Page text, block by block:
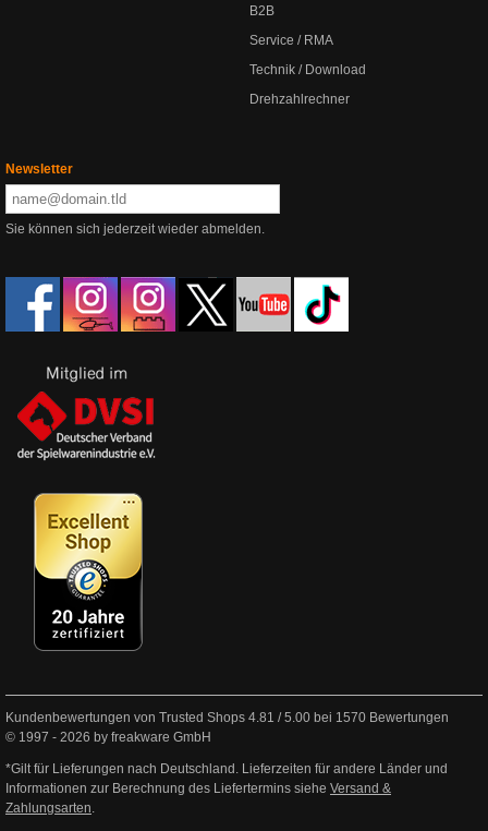
B2B
Service / RMA
Technik / Download
Drehzahlrechner
Newsletter
Sie können sich jederzeit wieder abmelden.
Kundenbewertungen von Trusted Shops 4.81 /5.00 bei 1570 Bewertungen
© 1997 - 2026 by freakware GmbH
*Gilt für Lieferungen nach Deutschland. Lieferzeiten für andere Länder und
Informationen zur Berechnung des Liefertermins siehe Versand &
Zahlungsarten.